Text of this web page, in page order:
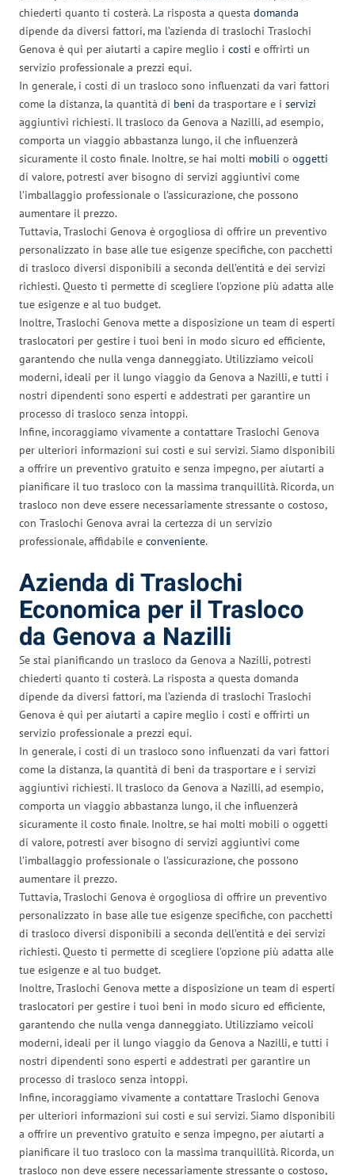
chiederti quanto ti costerà. La risposta a questa domanda
dipende da diversi fattori, ma l’azienda di traslochi Traslochi
Genova è qui per aiutarti a capire meglio i costi e offrirti un
servizio professionale a prezzi equi.
In generale, i costi di un trasloco sono influenzati da vari fattori
come la distanza, la quantità di beni da trasportare e i servizi
aggiuntivi richiesti. Il trasloco da Genova a Nazilli, ad esempio,
comporta un viaggio abbastanza lungo, il che influenzerà
sicuramente il costo finale. Inoltre, se hai molti mobili o oggetti
di valore, potresti aver bisogno di servizi aggiuntivi come
l’imballaggio professionale o l’assicurazione, che possono
aumentare il prezzo.
Tuttavia, Traslochi Genova è orgogliosa di offrire un preventivo
personalizzato in base alle tue esigenze specifiche, con pacchetti
di trasloco diversi disponibili a seconda dell’entità e dei servizi
richiesti. Questo ti permette di scegliere l’opzione più adatta alle
tue esigenze e al tuo budget.
Inoltre, Traslochi Genova mette a disposizione un team di esperti
traslocatori per gestire i tuoi beni in modo sicuro ed efficiente,
garantendo che nulla venga danneggiato. Utilizziamo veicoli
moderni, ideali per il lungo viaggio da Genova a Nazilli, e tutti i
nostri dipendenti sono esperti e addestrati per garantire un
processo di trasloco senza intoppi.
Infine, incoraggiamo vivamente a contattare Traslochi Genova
per ulteriori informazioni sui costi e sui servizi. Siamo disponibili
a offrire un preventivo gratuito e senza impegno, per aiutarti a
pianificare il tuo trasloco con la massima tranquillità. Ricorda, un
trasloco non deve essere necessariamente stressante o costoso,
con Traslochi Genova avrai la certezza di un servizio
professionale, affidabile e conveniente.
Azienda di Traslochi
Economica per il Trasloco
da Genova a Nazilli
Se stai pianificando un trasloco da Genova a Nazilli, potresti
chiederti quanto ti costerà. La risposta a questa domanda
dipende da diversi fattori, ma l’azienda di traslochi Traslochi
Genova è qui per aiutarti a capire meglio i costi e offrirti un
servizio professionale a prezzi equi.
In generale, i costi di un trasloco sono influenzati da vari fattori
come la distanza, la quantità di beni da trasportare e i servizi
aggiuntivi richiesti. Il trasloco da Genova a Nazilli, ad esempio,
comporta un viaggio abbastanza lungo, il che influenzerà
sicuramente il costo finale. Inoltre, se hai molti mobili o oggetti
di valore, potresti aver bisogno di servizi aggiuntivi come
l’imballaggio professionale o l’assicurazione, che possono
aumentare il prezzo.
Tuttavia, Traslochi Genova è orgogliosa di offrire un preventivo
personalizzato in base alle tue esigenze specifiche, con pacchetti
di trasloco diversi disponibili a seconda dell’entità e dei servizi
richiesti. Questo ti permette di scegliere l’opzione più adatta alle
tue esigenze e al tuo budget.
Inoltre, Traslochi Genova mette a disposizione un team di esperti
traslocatori per gestire i tuoi beni in modo sicuro ed efficiente,
garantendo che nulla venga danneggiato. Utilizziamo veicoli
moderni, ideali per il lungo viaggio da Genova a Nazilli, e tutti i
nostri dipendenti sono esperti e addestrati per garantire un
processo di trasloco senza intoppi.
Infine, incoraggiamo vivamente a contattare Traslochi Genova
per ulteriori informazioni sui costi e sui servizi. Siamo disponibili
a offrire un preventivo gratuito e senza impegno, per aiutarti a
pianificare il tuo trasloco con la massima tranquillità. Ricorda, un
trasloco non deve essere necessariamente stressante o costoso,